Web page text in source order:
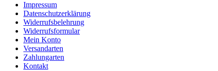
Impressum
Datenschutzerklärung
Widerrufsbelehrung
Widerrufsformular
Mein Konto
Versandarten
Zahlungarten
Kontakt